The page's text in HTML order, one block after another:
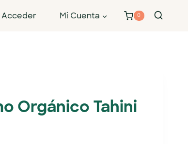
Acceder Mi Cuenta 0
Orgánico Tahini